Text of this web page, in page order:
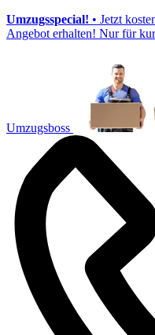
Umzugsspecial! • Jetzt
Angebot erhalten! Nur für
Umzugsboss